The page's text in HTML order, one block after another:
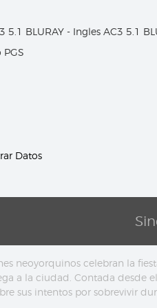
5.1 BLURAY - Ingles AC3 5.1
PGS
Datos
neoyorquinos celebran la
a la ciudad. Contada desde
sus intentos por sobrevivir